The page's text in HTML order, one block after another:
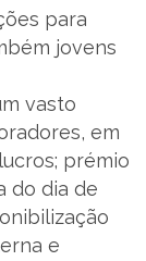
para
jovens
vasto
em
prémio
do dia de
e